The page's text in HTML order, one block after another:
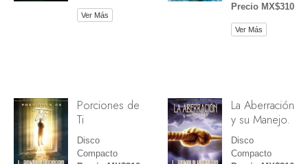
Ver Más
Precio MX$310
Ver Más
Porciones de
Ti
Disco
Compacto
La Aberración
y su Manejo.
Disco
Compacto